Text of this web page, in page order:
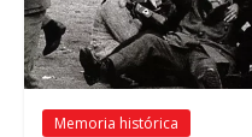
Memoria histórica